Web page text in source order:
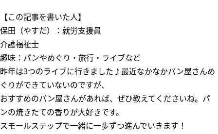
【この記事を書いた人】
保田（やすだ）：就労支援員
介護福祉士
趣味：パンやめぐり・旅行・ライブなど
昨年は3つのライブに行きました♪最近なかなかパン屋さんめ
ぐりができていないのですが、
おすすめのパン屋さんがあれば、ぜひ教えてくださいね。パ
ンの焼きたての香りが大好きです。
スモールステップで一緒に一歩ずつ進んでいきます！